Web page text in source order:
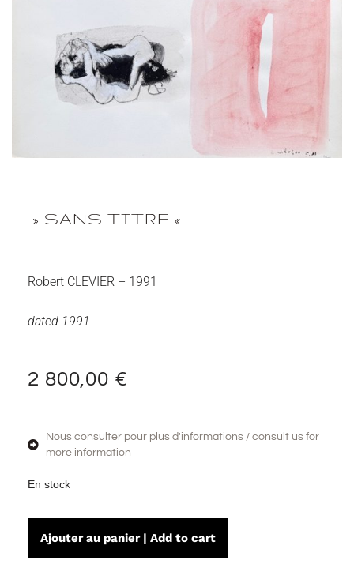
» SANS TITRE «
Robert CLEVIER – 1991
dated 1991
2 800,00 €
Nous consulter pour plus d'informations / consult us for
more information
En stock
Ajouter au panier | Add to cart